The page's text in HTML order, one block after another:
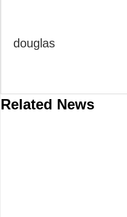
douglas
Related News